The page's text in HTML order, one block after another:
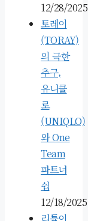
12/28/2025
토레이
(TORAY)
의 극한
추구,
유니클
로
(UNIQLO)
와 One
Team
파트너
쉽
12/18/2025